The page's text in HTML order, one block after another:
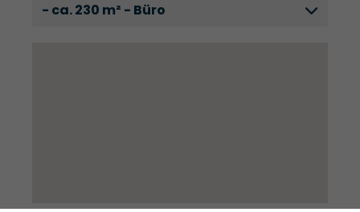
- ca. 230 m² - Büro